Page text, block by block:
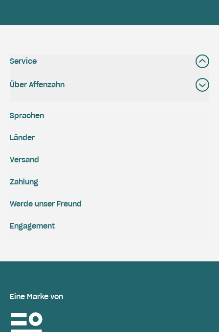
Service
Über Affenzahn
Versand
Zahlung
Engagement
Werde unser Freund
Sprachen
Länder
Eine Marke von